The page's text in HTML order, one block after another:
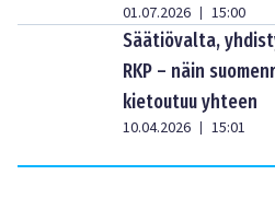
01.07.2026 | 15:00
Säätiövalta,
RKP – näin
kietoutuu yhteen
10.04.2026 | 15:01